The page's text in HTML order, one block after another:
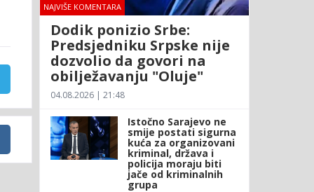
NAJVIŠE KOMENTARA
Dodik ponizio Srbe:
Predsjedniku Srpske nije
dozvolio da govori na
obilježavanju "Oluje"
04.08.2026 | 21:48
Istočno Sarajevo ne
smije postati sigurna
kuća za organizovani
kriminal, država i
policija moraju biti
jače od kriminalnih
grupa